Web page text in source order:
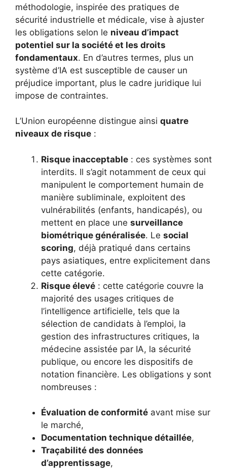
méthodologie, inspirée des pratiques de
sécurité industrielle et médicale, vise à ajuster
les obligations selon le niveau d’impact
potentiel sur la société et les droits
fondamentaux. En d’autres termes, plus un
système d’IA est susceptible de causer un
préjudice important, plus le cadre juridique lui
impose de contraintes.
L’Union européenne distingue ainsi quatre
niveaux de risque :
Risque inacceptable : ces systèmes sont
interdits. Il s’agit notamment de ceux qui
manipulent le comportement humain de
manière subliminale, exploitent des
vulnérabilités (enfants, handicapés), ou
mettent en place une surveillance
biométrique généralisée. Le social
scoring, déjà pratiqué dans certains
pays asiatiques, entre explicitement dans
cette catégorie.
Risque élevé : cette catégorie couvre la
majorité des usages critiques de
l’intelligence artificielle, tels que la
sélection de candidats à l’emploi, la
gestion des infrastructures critiques, la
médecine assistée par IA, la sécurité
publique, ou encore les dispositifs de
notation financière. Les obligations y sont
nombreuses :
Évaluation de conformité avant mise sur
le marché,
Documentation technique détaillée,
Traçabilité des données
d’apprentissage,